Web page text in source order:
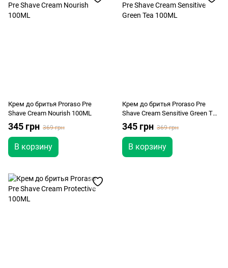
Крем до бритья Proraso Pre
Shave Cream Nourish 100ML
345 грн 369 грн
В корзину
Крем до бритья Proraso Pre
Shave Cream Sensitive Green Tea
100ML
345 грн 369 грн
В корзину